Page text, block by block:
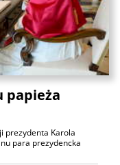
papieża
prezydenta Karola
para prezydencka